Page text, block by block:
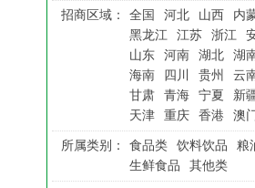
招商区域： 全国 河北 山西 内
黑龙江
江苏 浙江
山东
河南 湖北 湖
海南
四川 贵州 云
甘肃
青海 宁夏 新
天津
重庆 香港 澳
所属类别： 食品类 饮料饮品 粮
生鲜食品
其他类